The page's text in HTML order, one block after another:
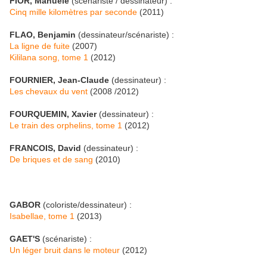
Cinq mille kilomètres par seconde (2011)
FLAO, Benjamin (dessinateur/scénariste) :
La ligne de fuite (2007)
Kililana song, tome 1 (2012)
FOURNIER, Jean-Claude (dessinateur) :
Les chevaux du vent (2008 /2012)
FOURQUEMIN, Xavier(dessinateur) :
Le train des orphelins, tome 1 (2012)
FRANCOIS, David (dessinateur) :
De briques et de sang (2010)
GABOR (coloriste/dessinateur) :
Isabellae, tome 1 (2013)
GAET'S (scénariste) :
Un léger bruit dans le moteur (2012)